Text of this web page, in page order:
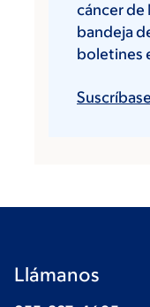
cáncer de
bandeja
boletines
Llámanos